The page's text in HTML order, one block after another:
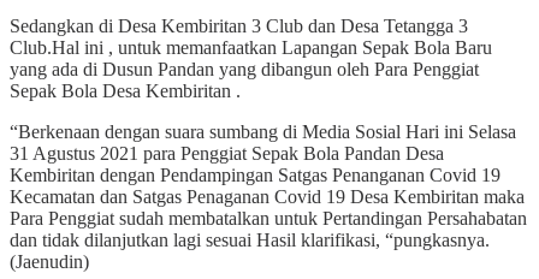
Sedangkan di Desa Kembiritan 3 Club dan Desa Tetangga 3
Club.Hal ini , untuk memanfaatkan Lapangan Sepak Bola Baru
yang ada di Dusun Pandan yang dibangun oleh Para Penggiat
Sepak Bola Desa Kembiritan .
“Berkenaan dengan suara sumbang di Media Sosial Hari ini Selasa
31 Agustus 2021 para Penggiat Sepak Bola Pandan Desa
Kembiritan dengan Pendampingan Satgas Penanganan Covid 19
Kecamatan dan Satgas Penaganan Covid 19 Desa Kembiritan maka
Para Penggiat sudah membatalkan untuk Pertandingan Persahabatan
dan tidak dilanjutkan lagi sesuai Hasil klarifikasi, “pungkasnya.
(Jaenudin)